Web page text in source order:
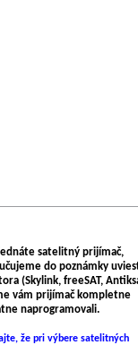
satelitný prijímač,
do poznámky
(Skylink, freeSAT,
vám prijímač kompletne
naprogramovali.
že pri výbere satelitných